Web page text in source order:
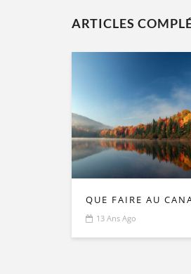
ARTICLES
QUE FAIRE AU
13 Ans Ago